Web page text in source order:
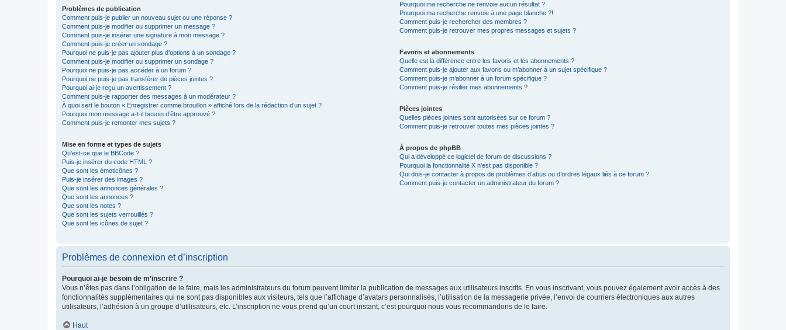
Problèmes de publication
Comment puis-je publier un nouveau sujet ou une réponse ?
Comment puis-je modifier ou supprimer un message ?
Comment puis-je insérer une signature à mon message ?
Comment puis-je créer un sondage ?
Pourquoi ne puis-je pas ajouter plus d’options à un sondage ?
Comment puis-je modifier ou supprimer un sondage ?
Pourquoi ne puis-je pas accéder à un forum ?
Pourquoi ne puis-je pas transférer de pièces jointes ?
Pourquoi ai-je reçu un avertissement ?
Comment puis-je rapporter des messages à un modérateur ?
À quoi sert le bouton « Enregistrer comme brouillon » affiché lors de la rédaction d’un sujet ?
Pourquoi mon message a-t-il besoin d’être approuvé ?
Comment puis-je remonter mes sujets ?
Mise en forme et types de sujets
Qu’est-ce que le BBCode ?
Puis-je insérer du code HTML ?
Que sont les émoticônes ?
Puis-je insérer des images ?
Que sont les annonces générales ?
Que sont les annonces ?
Que sont les notes ?
Que sont les sujets verrouillés ?
Que sont les icônes de sujet ?
Pourquoi ma recherche ne renvoie aucun résultat ?
Pourquoi ma recherche renvoie à une page blanche ?!
Comment puis-je rechercher des membres ?
Comment puis-je retrouver mes propres messages et sujets ?
Favoris et abonnements
Quelle est la différence entre les favoris et les abonnements ?
Comment puis-je ajouter aux favoris ou m’abonner à un sujet spécifique ?
Comment puis-je m’abonner à un forum spécifique ?
Comment puis-je résilier mes abonnements ?
Pièces jointes
Quelles pièces jointes sont autorisées sur ce forum ?
Comment puis-je retrouver toutes mes pièces jointes ?
À propos de phpBB
Qui a développé ce logiciel de forum de discussions ?
Pourquoi la fonctionnalité X n’est pas disponible ?
Qui dois-je contacter à propos de problèmes d’abus ou d’ordres légaux liés à ce forum ?
Comment puis-je contacter un administrateur du forum ?
Problèmes de connexion et d’inscription
Pourquoi ai-je besoin de m’inscrire ?
Vous n’êtes pas dans l’obligation de le faire, mais les administrateurs du forum peuvent limiter la publication de messages aux utilisateurs inscrits. En vous inscrivant, vous pouvez également avoir accès à des
fonctionnalités supplémentaires qui ne sont pas disponibles aux visiteurs, tels que l’affichage d’avatars personnalisés, l’utilisation de la messagerie privée, l’envoi de courriers électroniques aux autres
utilisateurs, l’adhésion à un groupe d’utilisateurs, etc. L’inscription ne vous prend qu’un court instant, c’est pourquoi nous vous recommandons de le faire.
Haut